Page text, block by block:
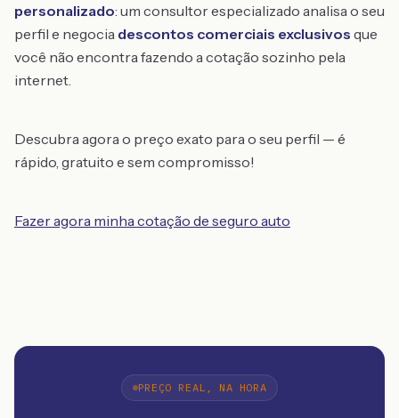
personalizado: um consultor especializado analisa o seu
perfil e negocia descontos comerciais exclusivos que
você não encontra fazendo a cotação sozinho pela
internet.
Descubra agora o preço exato para o seu perfil — é
rápido, gratuito e sem compromisso!
Fazer agora minha cotação de seguro auto
PREÇO REAL, NA HORA